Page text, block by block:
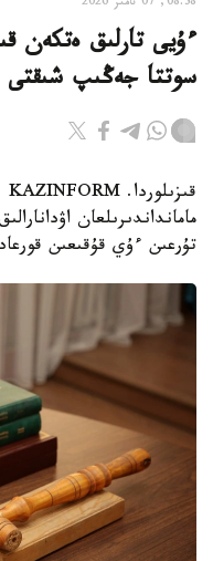
ءۇيى تارلىق ەتكەن
سوتتا جەڭىپ شىقتى
مامانداندىرىلعان
تۇرعىن ءۇي قۇقىعىن